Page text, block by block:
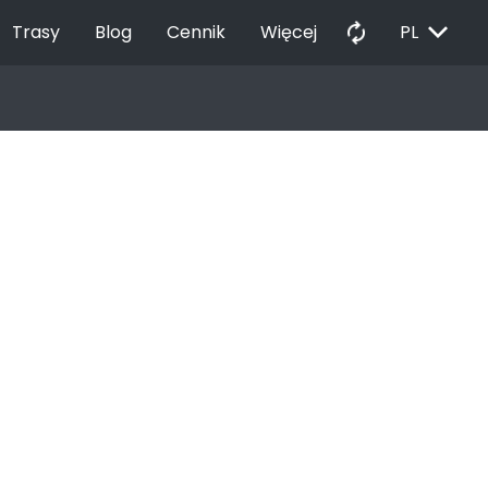
Trasy Blog Cennik Więcej autorenew PL EXPAND_MORE